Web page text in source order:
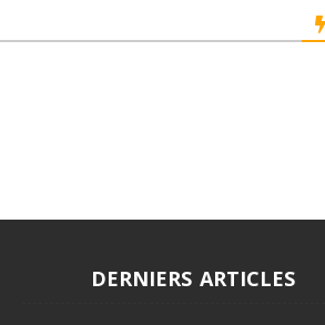
DERNIERS ARTICLES